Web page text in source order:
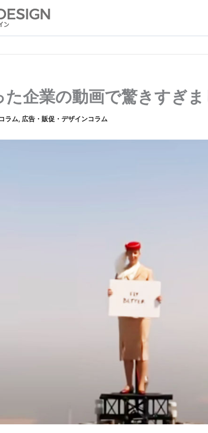
た企業の動画で驚きすぎま
ラム, 広告・販促・デザインコラム